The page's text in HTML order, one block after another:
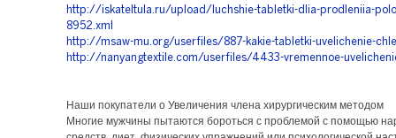
http://iskateltula.ru/upload/luchshie-tabletki-dlia-prodleniia-
8952.xml
http://msaw-mu.org/userfiles/887-kakie-tabletki-uvelichenie-
http://nanyangtextile.com/userfiles/4433-vremennoe-
Наши покупатели о Увеличения члена хирургическим методом
Многие мужчины пытаются бороться с проблемой с помощью